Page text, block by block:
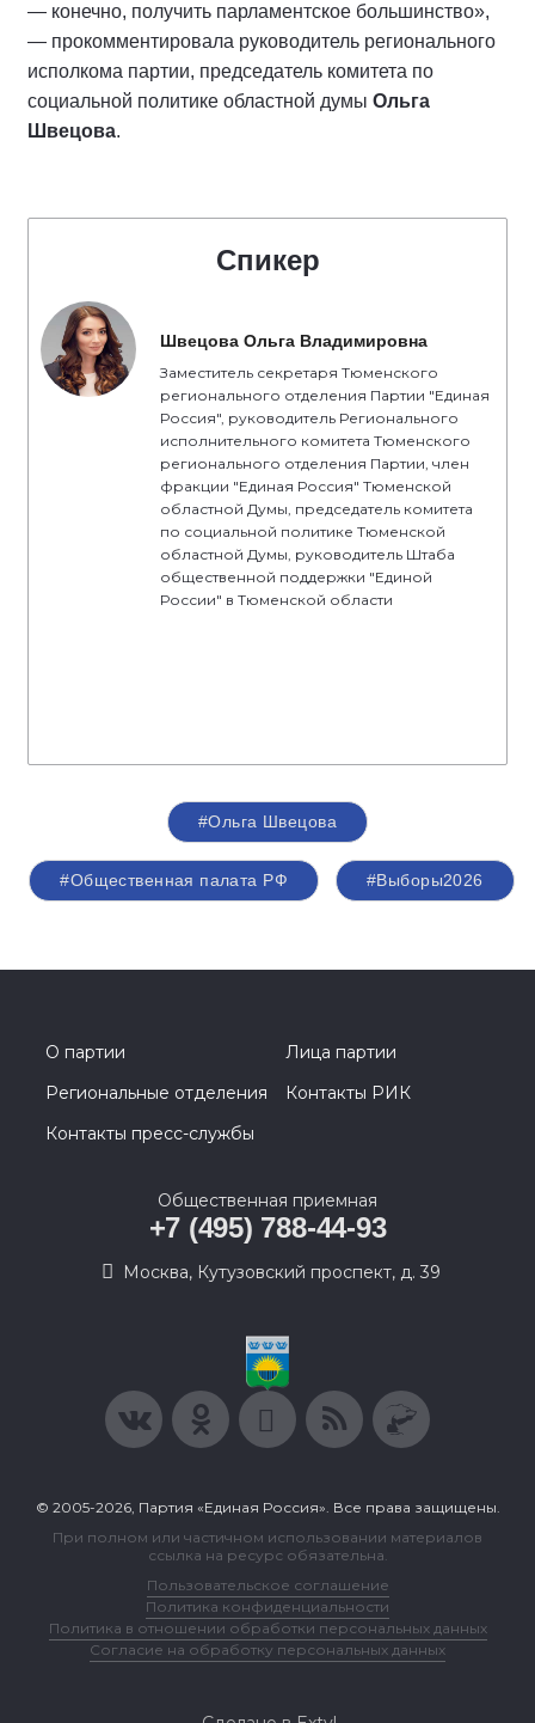
— конечно, получить парламентское большинство»,
— прокомментировала руководитель регионального
исполкома партии, председатель комитета по
социальной политике областной думы Ольга
Швецова.
Спикер
Швецова Ольга Владимировна
Заместитель секретаря Тюменского
регионального отделения Партии "Единая
Россия", руководитель Регионального
исполнительного комитета Тюменского
регионального отделения Партии, член
фракции "Единая Россия" Тюменской
областной Думы, председатель комитета
по социальной политике Тюменской
областной Думы, руководитель Штаба
общественной поддержки "Единой
России" в Тюменской области
#Ольга Швецова
#Общественная палата РФ #Выборы2026
О партии
Лица партии
Региональные отделения
Контакты РИК
Контакты пресс-службы
Общественная приемная
+7 (495) 788-44-93
Москва, Кутузовский проспект, д. 39
© 2005-2026, Партия «Единая Россия». Все права защищены.
При полном или частичном использовании материалов
ссылка на ресурс обязательна.
Пользовательское соглашение
Политика конфиденциальности
Политика в отношении обработки персональных данных
Согласие на обработку персональных данных